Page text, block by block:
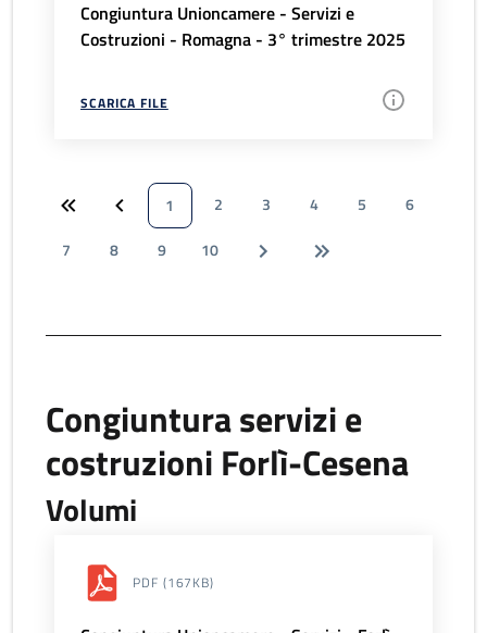
Congiuntura Unioncamere - Servizi e
Costruzioni - Romagna - 3° trimestre 2025
SCARICA FILE
1 2 3 4 5
6
7
8 9 10
Congiuntura servizi e
costruzioni Forlì-Cesena
Volumi
PDF (167KB)